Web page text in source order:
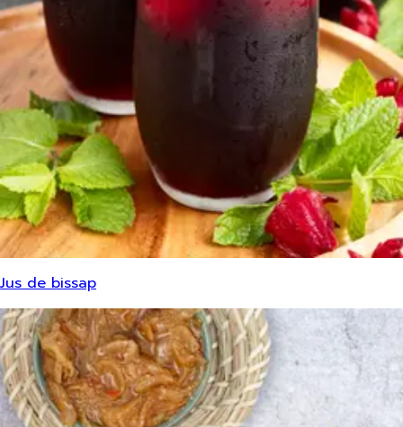
Jus de bissap